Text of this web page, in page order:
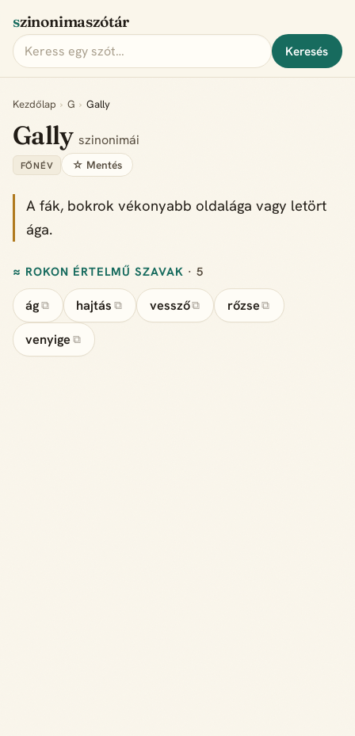
szinonimaszótár
Keresés
Kezdőlap › G › Gally
Gallyszinonimái
FŐNÉV ☆ Mentés
A fák, bokrok vékonyabb oldalága vagy letört
ága.
≈ ROKON ÉRTELMŰ SZAVAK · 5
ág ⧉ hajtás ⧉ vessző⧉ rőzse ⧉
venyige ⧉